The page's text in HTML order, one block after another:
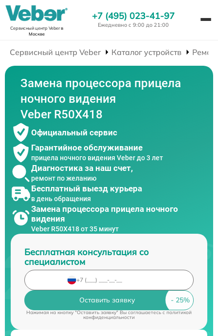
Сервисный центр Veberв
Москве
+7 (495) 023-41-97
Ежедневно с 9:00 до 21:00
Сервисный центр Veber Каталог устройств
Замена процессора прицела
ночного видения
Veber R50X418
Официальный сервис
Гарантийное обслуживание
прицела ночного видения Veber до 3 лет
Диагностика за наш счет,
ремонт по желанию
Бесплатный выезд курьера
в день обращения
Замена процессора прицела ночного
видения
Veber R50X418 от 35 минут
Бесплатная консультация со
специалистом
Оставить заявку
Нажимая на кнопку "Оставить заявку" Вы соглашаетесь cполитикой
конфиденциальности